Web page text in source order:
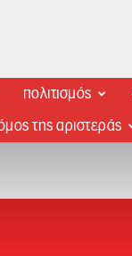
πολιτισμός
της αριστεράς